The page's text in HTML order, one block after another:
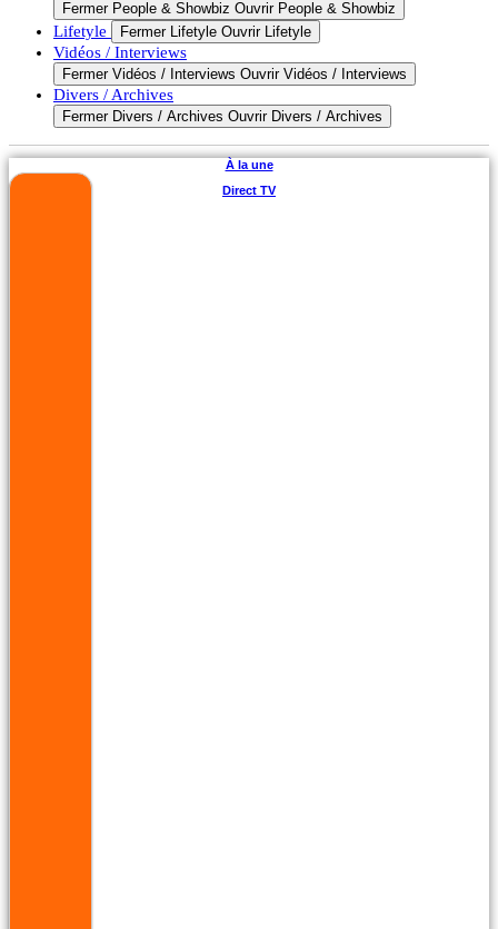
Fermer People & Showbiz Ouvrir People & Showbiz
Lifetyle Fermer Lifetyle Ouvrir Lifetyle
Vidéos / Interviews
Fermer Vidéos / Interviews Ouvrir Vidéos / Interviews
Divers / Archives
Fermer Divers / Archives Ouvrir Divers / Archives
À la une
Direct TV